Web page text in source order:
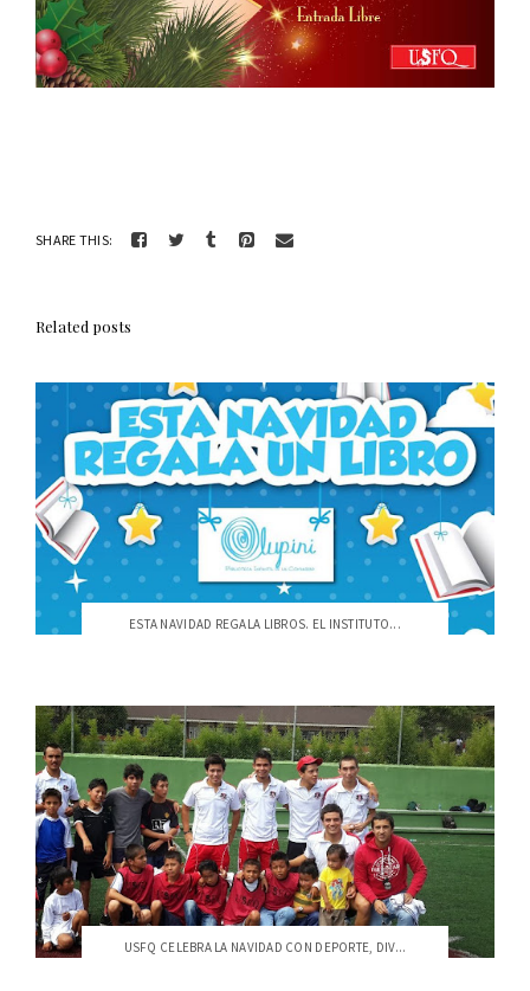
SHARE THIS:
Related posts
ESTA NAVIDAD REGALA LIBROS. EL INSTITUTO...
USFQ CELEBRA LA NAVIDAD CON DEPORTE, DIV...